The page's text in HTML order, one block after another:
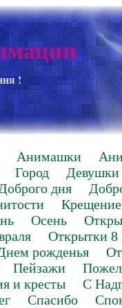
!
Анимашки
Город
Девушки
Доброго дня
Крещение
Осень
Открытки 8
рожденья
Пейзажи
и кресты
С
Спасибо